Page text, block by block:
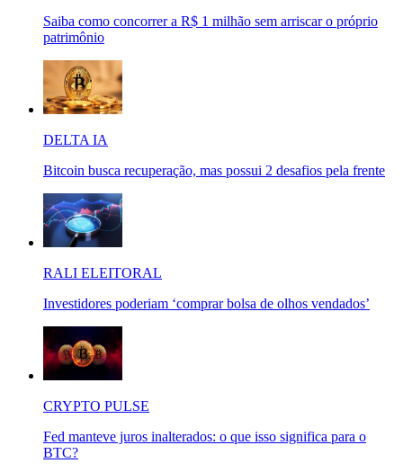
Saiba como concorrer a R$ 1 milhão sem arriscar o próprio
patrimônio
DELTA IA
Bitcoin busca recuperação, mas possui 2 desafios pela frente
RALI ELEITORAL
Investidores poderiam ‘comprar bolsa de olhos vendados’
CRYPTO PULSE
Fed manteve juros inalterados: o que isso significa para o
BTC?